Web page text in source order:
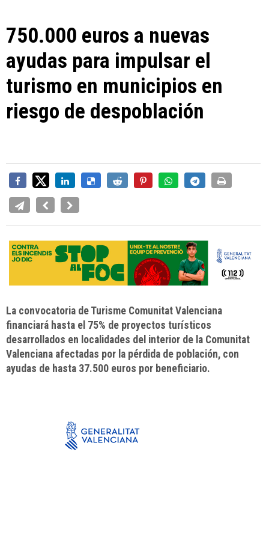
750.000 euros a nuevas
ayudas para impulsar el
turismo en municipios en
riesgo de despoblación
La convocatoria de Turisme Comunitat Valenciana
financiará hasta el 75% de proyectos turísticos
desarrollados en localidades del interior de la Comunitat
Valenciana afectadas por la pérdida de población, con
ayudas de hasta 37.500 euros por beneficiario.